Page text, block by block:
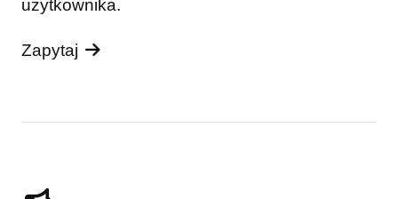
użytkownika.
Zapytaj